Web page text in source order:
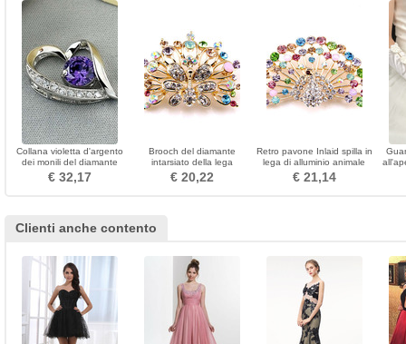
Collana violetta d'argento
dei monili del diamante
intarsiati a forma di cuore
viola
€ 32,17
Brooch del diamante
intarsiato della lega
splendida del grado
superiore di Phoenix
€ 20,22
Retro pavone Inlaid spilla in
lega di alluminio animale
€ 21,14
Clienti anche contento